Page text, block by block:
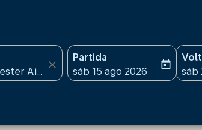
close
Partida
fc-booking-departure-
sáb 15 ago 2026
today
fc-
sáb